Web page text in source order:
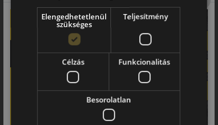
Elengedhetetlenül
szükséges
Teljesítmény
Célzás Funkcionalitás
Besorolatlan